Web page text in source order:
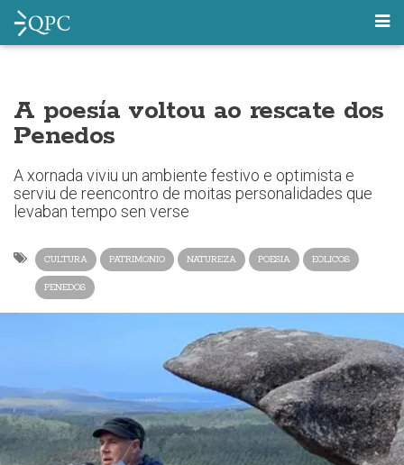
A poesía voltou ao rescate dos
Penedos
A xornada viviu un ambiente festivo e optimista e
serviu de reencontro de moitas personalidades que
levaban tempo sen verse
CULTURA PATRIMONIO NATUREZA POESIA EOLICOS
PENEDOS